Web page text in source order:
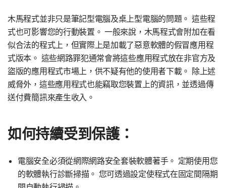
木馬程式並非只是筆記型電腦及桌上型電腦的問題。 這些程
式也可影響您的行動裝置。 一般來說，木馬程式會附加在看
似合法的程式上，但實際上是加載了惡意軟體的假冒應用程
式版本。 這些網路罪犯通常會將這些應用程式放在非官方及
盜版的應用程式市場上，供不疑有他的使用者下載。 除上述
威脅外，這些應用程式也能竊取您裝置上的資訊，並透過傳
送付費簡訊來產生收入。
如何持續受到保護：
電腦安全必須從網際網路安全套裝軟體著手。 定期使用您
的軟體執行診斷掃描。 您可透過設定使程式在固定間隔期